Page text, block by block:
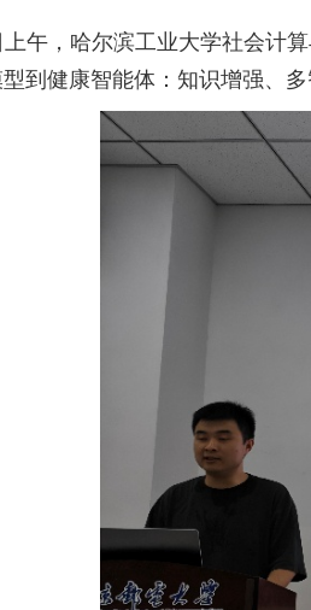
上午，哈尔滨工业大学社会计
到健康智能体：知识增强、